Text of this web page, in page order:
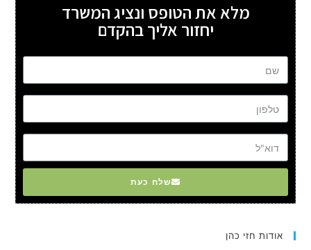
מלא את הטופס ונציג המשרד
יחזור אליך בהקדם
שלח כעת
אודות חזי כהן